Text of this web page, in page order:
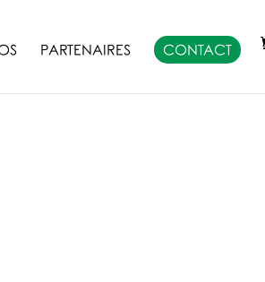
PARTENAIRES CONTACT